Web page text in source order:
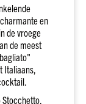
en
de vroege
de meest